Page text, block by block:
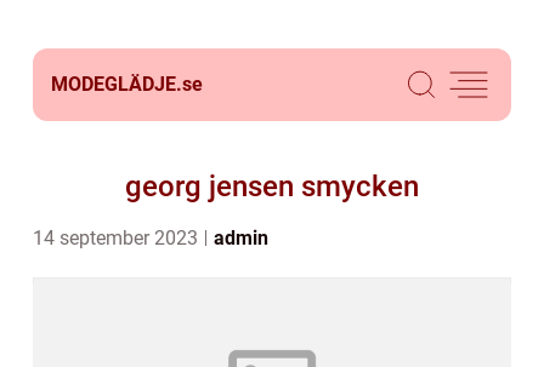
MODEGLÄDJE.se
georg jensen smycken
14 september 2023 admin